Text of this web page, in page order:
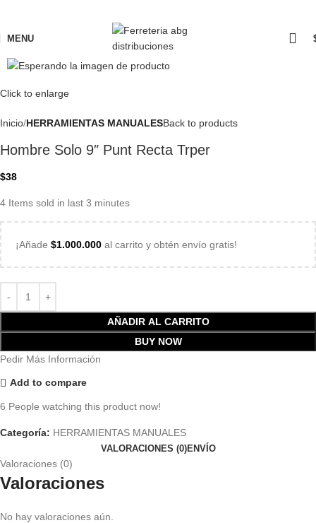
MENU
Click to enlarge
Inicio HERRAMIENTAS MANUALESBack to products
Hombre Solo 9″ Punt Recta Trper
$38
4 Items sold in last 3 minutes
¡Añade $1.000.000 al carrito y obtén envío gratis!
AÑADIR AL CARRITO
BUY NOW
Pedir Más Información
Add to compare
6 People watching this product now!
Categoría: HERRAMIENTAS MANUALES
VALORACIONES (0)ENVÍO
Valoraciones (0)
Valoraciones
No hay valoraciones aún.